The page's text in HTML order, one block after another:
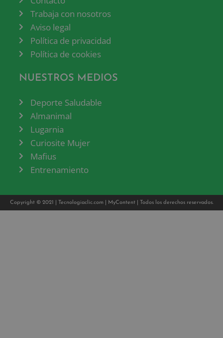
Trabaja con nosotros
Aviso legal
Política de privacidad
Política de cookies
NUESTROS MEDIOS
Deporte Saludable
Almanimal
Lugarnia
Curiosite Mujer
Mafius
Entrenamiento
Copyright © 2021 | Tecnologiaclic.com MyContent| Todos los derechos reservados.